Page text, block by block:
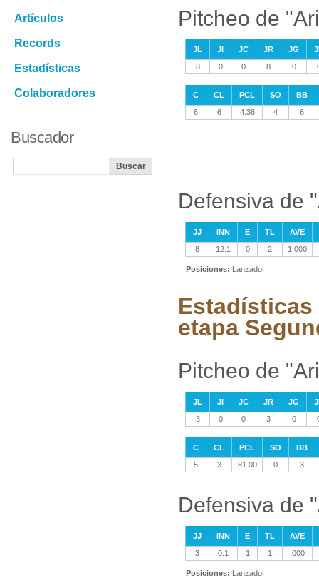
Pitcheo de
JL JI JC JR JG
8
0 0 8 0
C CL PCL SO
BB
6
6 4.38 4 6
Defensiva de
JJ INN E TL
AVE
8
12.1 0 2 1.000
Posiciones: Lanzador
etapa
Pitcheo de
JL JI JC JR JG
3
0 0 3 0
C CL PCL SO
BB
5
3 81.00 0 3
Defensiva de
JJ INN E TL
AVE
3
0.1 1 1 .000
Posiciones: Lanzador
Artículos
Records
Estadísticas
Colaboradores
Buscador